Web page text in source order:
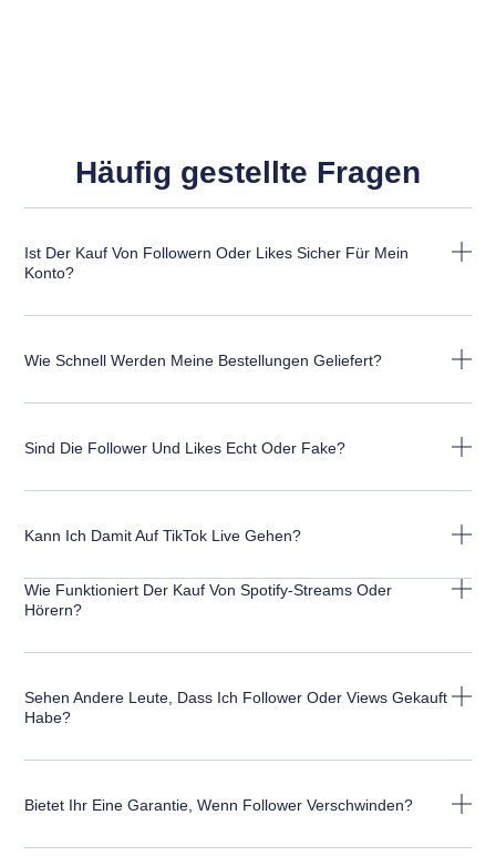
Häufig gestellte Fragen
Ist Der Kauf Von Followern Oder Likes Sicher Für Mein
Konto?
Wie Schnell Werden Meine Bestellungen Geliefert?
Sind Die Follower Und Likes Echt Oder Fake?
Kann Ich Damit Auf TikTok Live Gehen?
Wie Funktioniert Der Kauf Von Spotify-Streams Oder
Hörern?
Sehen Andere Leute, Dass Ich Follower Oder Views Gekauft
Habe?
Bietet Ihr Eine Garantie, Wenn Follower Verschwinden?